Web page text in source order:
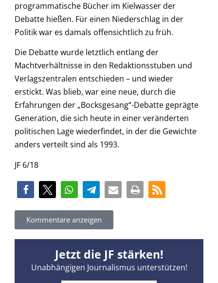
programmatische Bücher im Kielwasser der
Debatte hießen. Für einen Niederschlag in der
Politik war es damals offensichtlich zu früh.
Die Debatte wurde letztlich entlang der
Machtverhältnisse in den Redaktionsstuben und
Verlagszentralen entschieden – und wieder
erstickt. Was blieb, war eine neue, durch die
Erfahrungen der „Bocksgesang“-Debatte geprägte
Generation, die sich heute in einer veränderten
politischen Lage wiederfindet, in der die Gewichte
anders verteilt sind als 1993.
JF 6/18
Kommentare anzeigen
Jetzt die JF stärken!
Unabhängigen Journalismus unterstützen!